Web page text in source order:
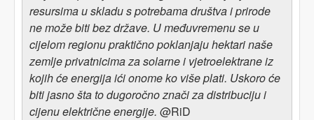
resursima u skladu s potrebama društva i prirode
ne može biti bez države. U međuvremenu se u
cijelom regionu praktično poklanjaju hektari naše
zemlje privatnicima za solarne i vjetroelektrane iz
kojih će energija ići onome ko više plati. Uskoro će
biti jasno šta to dugoročno znači za distribuciju i
cijenu električne energije. @RiD